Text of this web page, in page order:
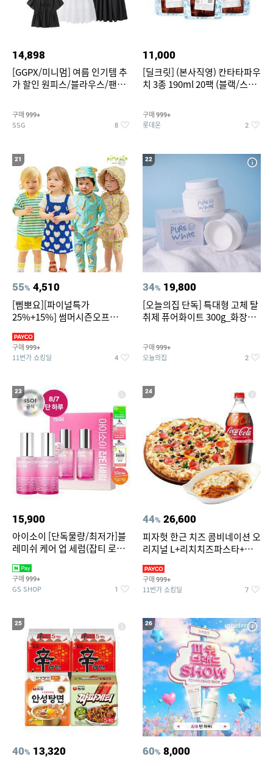
14,898
[GGPX/미니멈] 여름 인기템 추
가 할인 원피스/블라우스/팬츠
구매 999+
SSG 8
11,000
[딜크릿] (본사직영) 칸타타파우
치 3종 190ml 20팩 (블랙/스위
구매 999+
롯데온 2
21
55% 4,510
[삠뽀요][파이널특가
25%+15%] 썸머시즌오프
영복/티셔츠/
구매 999+
11번가 쇼킹딜 4
22
34% 19,800
[오늘의집 단독] 특대형 고체 탈
취제 퓨어화이트 300g_화장실
구매 999+
오늘의집 2
23
15,900
아이소이 [단독물량/최저가]블
레미쉬 케어 업 세럼(잡티 로즈
2027-04-24)
구매 999+
GS SHOP 1
24
44% 26,600
피자헛 한근 치즈 콤비네이션 오
리지널 L+리치치즈파스타+콜
구매 999+
11번가 쇼킹딜 7
25
40% 13,320
26
60% 8,000